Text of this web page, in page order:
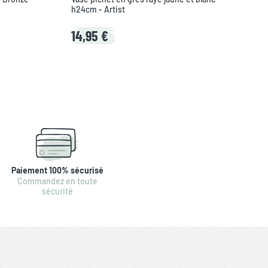
h24cm - Artist
14,95 €
Paiement 100% sécurisé
Commandez en toute
sécurité